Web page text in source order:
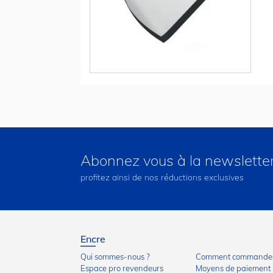
Abonnez vous à la
profitez ainsi de nos réductions exclusives
Encre
Qui sommes-nous ?
Espace pro revendeurs
Comment
Moyens de paiement